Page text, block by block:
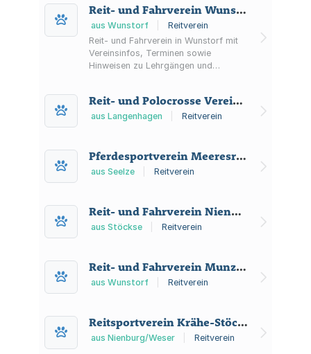
Reit- und Fahrverein Wunstorf und Umgebung e.V.
aus Wunstorf
Reitverein
Reit- und Fahrverein in Wunstorf mit
Vereinsinfos, Terminen sowie
Hinweisen zu Lehrgängen und
Reit- und Polocrosse Verein Kananohe e.V.
aus Langenhagen Reitverein
Pferdesportverein Meeresreiter e.V.
aus Seelze Reitverein
Reit- und Fahrverein Nienburg/Weser e.V.
aus Stöckse Reitverein
Reit- und Fahrverein Munzel und Umgebung
aus Wunstorf Reitverein
Reitsportverein Krähe-Stöckse e.V.
aus Nienburg/Weser Reitverein